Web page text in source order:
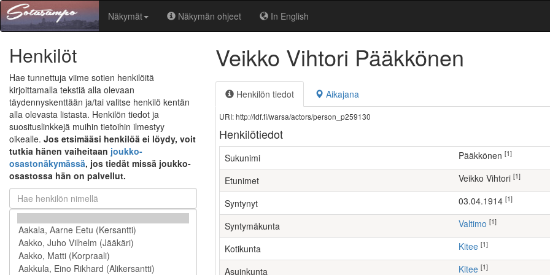
Näkymät Näkymän ohjeet In English
Henkilöt
Hae tunnettuja viime sotien henkilöitä
kirjoittamalla tekstiä alla olevaan
täydennyskenttään ja/tai valitse henkilö kentän
alla olevasta listasta. Henkilön tiedot ja
suosituslinkkejä muihin tietoihin ilmestyy
oikealle. Jos etsimääsi henkilöä ei löydy, voit
tutkia hänen vaiheitaan joukko-
osastonäkymässä, jos tiedät missä joukko-
osastossa hän on palvellut.
Veikko Vihtori Pääkkönen
Henkilön tiedot Aikajana
URI: http://ldf.fi/warsa/actors/person_p259130
Henkilötiedot
Sukunimi Pääkkönen [1]
Etunimet Veikko Vihtori [1]
Syntynyt 03.04.1914 [1]
Syntymäkunta Valtimo [1]
Kotikunta Kitee [1]
Asuinkunta Kitee [1]